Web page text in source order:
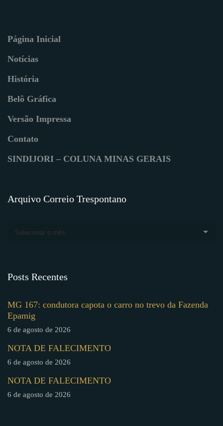
Página Inicial
Notícias
História
Belô Gráfica
Versão Impressa
Contato
SINDIJORI – COLUNA MINAS GERAIS
Arquivo Correio Trespontano
Selecionar o mês
Posts Recentes
MG 167: condutora capota o carro no trevo da Fazenda
Epamig
6 de agosto de 2026
NOTA DE FALECIMENTO
6 de agosto de 2026
NOTA DE FALECIMENTO
6 de agosto de 2026